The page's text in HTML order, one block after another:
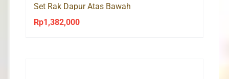
Set Rak Dapur Atas Bawah
Rp1,382,000